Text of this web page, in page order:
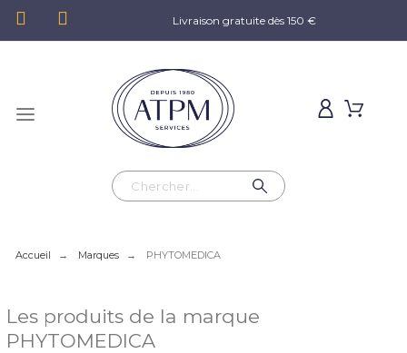
Livraison gratuite dès 150 €
Accueil Marques PHYTOMEDICA
Les produits de la marque
PHYTOMEDICA